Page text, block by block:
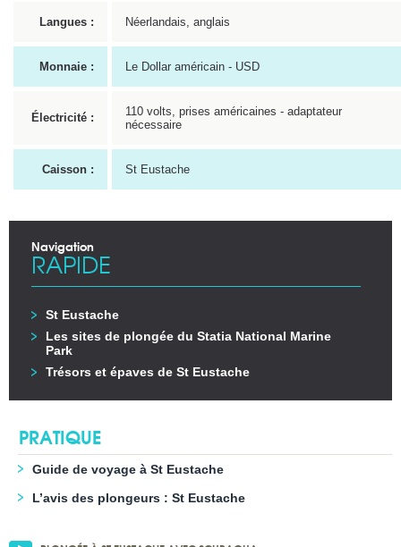
Langues : Néerlandais, anglais
Monnaie : Le Dollar américain - USD
Électricité :
110 volts, prises américaines - adaptateur
nécessaire
Caisson : St Eustache
Navigation
RAPIDE
St Eustache
Les sites de plongée du Statia National Marine
Park
Trésors et épaves de St Eustache
PRATIQUE
Guide de voyage à St Eustache
L’avis des plongeurs : St Eustache